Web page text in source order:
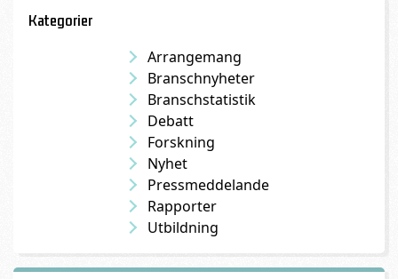
Kategorier
Arrangemang
Branschnyheter
Branschstatistik
Debatt
Forskning
Nyhet
Pressmeddelande
Rapporter
Utbildning